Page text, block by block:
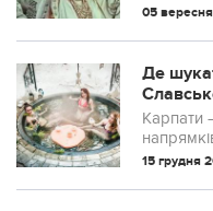
класичну
05
Де
Карпати
стрімко
чанах.
15 грудня